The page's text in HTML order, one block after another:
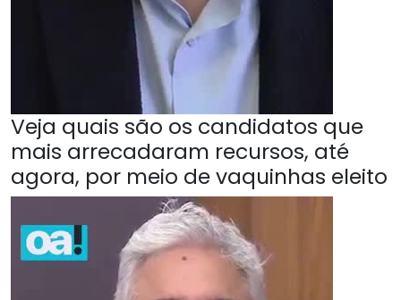
Veja quais são os candidatos que
mais arrecadaram recursos, até
agora, por meio de vaquinhas eleito